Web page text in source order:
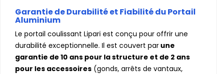
Garantie de Durabilité et Fiabilité du Portail
Aluminium
Le portail coulissant Lipari est conçu pour offrir une
durabilité exceptionnelle. Il est couvert par une
garantie de 10 ans pour la structure et de 2 ans
pour les accessoires (gonds, arrêts de vantaux,